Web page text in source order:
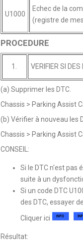
U1000
Echec de la
(registre de
PROCEDURE
1. VERIFIER SI
(a) Supprimer les DTC.
Chassis > Parking Assist
(b) Vérifier à nouveau les
Chassis > Parking Assist
CONSEIL:
Si le DTC n'est pas
suite à un
Si un code DTC
des DTC, essayer
Cliquer ici
Résultat: